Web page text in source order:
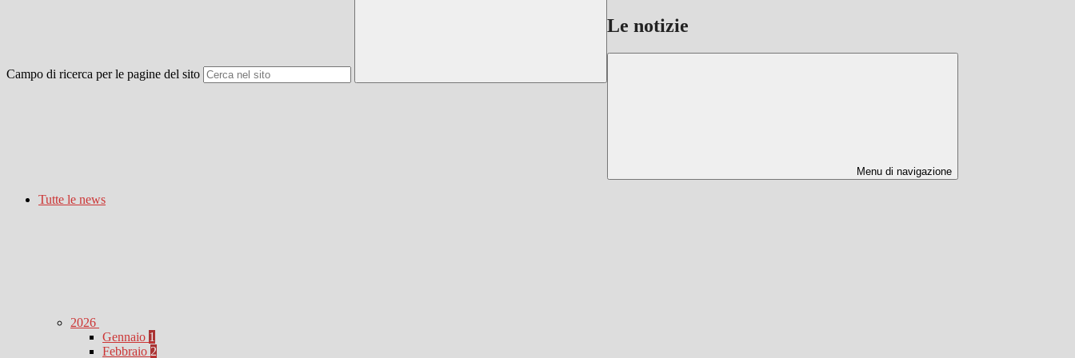
Campo di ricerca per le pagine del sito
Le notizie
Menu di navigazione
Tutte le news
2026
Gennaio 1
Febbraio 2